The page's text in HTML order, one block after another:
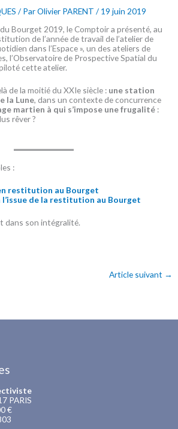
/ ParOlivier PARENT/ 19 juin 2019
Bourget 2019, le Comptoir a présenté, au
de l’année de travail de l’atelier de
dans l’Espace », un des ateliers de
l’Observatoire de Prospective Spatial du
cette atelier.
de la moitié du XXIe siècle : une station
la Lune, dans un contexte de concurrence
martien à qui s’impose une frugalité :
rêver ?
:
restitution au Bourget
l’issue de la restitution au Bourget
dans son intégralité.
Article suivant →
PARIS
€